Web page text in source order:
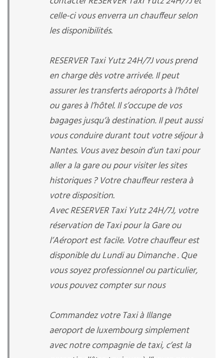
celle-ci vous enverra un chauffeur selon
les disponibilités.
RESERVER Taxi Yutz 24H/7J vous prend
en charge dès votre arrivée. Il peut
assurer les transferts aéroports à l’hôtel
ou gares à l’hôtel. Il s’occupe de vos
bagages jusqu’à destination. Il peut aussi
vous conduire durant tout votre séjour à
Nantes. Vous avez besoin d’un taxi pour
aller a la gare ou pour visiter les sites
historiques ? Votre chauffeur restera à
votre disposition.
Avec RESERVER Taxi Yutz 24H/7J, votre
réservation de Taxi pour la Gare ou
l’Aéroport est facile. Votre chauffeur est
disponible du Lundi au Dimanche . Que
vous soyez professionnel ou particulier,
vous pouvez compter sur nous
Commandez votre Taxi à Illange
aeroport de luxembourg simplement
avec notre compagnie de taxi, c’est la